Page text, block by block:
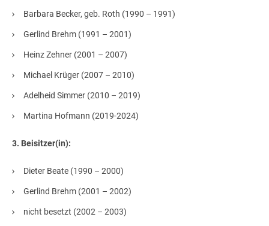
Barbara Becker, geb. Roth (1990 – 1991)
Gerlind Brehm (1991 – 2001)
Heinz Zehner (2001 – 2007)
Michael Krüger (2007 – 2010)
Adelheid Simmer (2010 – 2019)
Martina Hofmann (2019-2024)
3. Beisitzer(in):
Dieter Beate (1990 – 2000)
Gerlind Brehm (2001 – 2002)
nicht besetzt (2002 – 2003)